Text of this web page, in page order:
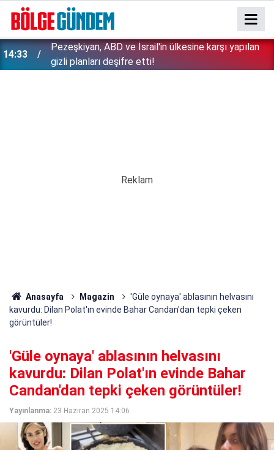
13:29
Bakan Gürlek tek tek açıkladı: Çerçeve yasa'dan
kimler faydalanamayacak? İşte detaylar...
Anasayfa Magazin
'Güle oynaya' ablasının helvasını
kavurdu: Dilan Polat'ın evinde Bahar Candan'dan tepki çeken
görüntüler!
'Güle oynaya' ablasının helvasını
kavurdu: Dilan Polat'ın evinde Bahar
Candan'dan tepki çeken görüntüler!
Yayınlanma: 23 Haziran 2025 14:06